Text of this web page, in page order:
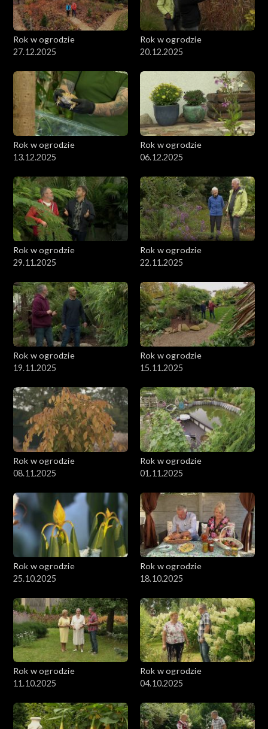
Rok w ogrodzie
27.12.2025
Rok w ogrodzie
20.12.2025
Rok w ogrodzie
13.12.2025
Rok w ogrodzie
06.12.2025
Rok w ogrodzie
29.11.2025
Rok w ogrodzie
22.11.2025
Rok w ogrodzie
19.11.2025
Rok w ogrodzie
15.11.2025
Rok w ogrodzie
08.11.2025
Rok w ogrodzie
01.11.2025
Rok w ogrodzie
25.10.2025
Rok w ogrodzie
18.10.2025
Rok w ogrodzie
11.10.2025
Rok w ogrodzie
04.10.2025